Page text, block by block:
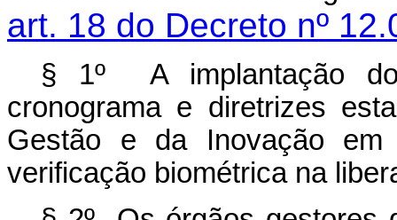
art. 18 do Decreto nº
§ 1º A implantação do
cronograma e diretrizes
Gestão e da Inovação
verificação biométrica na